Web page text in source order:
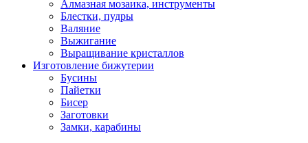
Алмазная мозаика, инструменты
Блестки, пудры
Валяние
Выжигание
Выращивание кристаллов
Изготовление бижутерии
Бусины
Пайетки
Бисер
Заготовки
Замки, карабины